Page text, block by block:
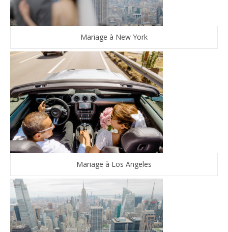
Mariage à New York
Mariage à Los Angeles